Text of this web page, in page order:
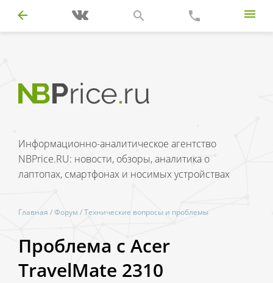
Информационно-аналитическое агентство
NBPrice.RU: новости, обзоры, аналитика о
лаптопах, смартфонах и носимых устройствах
Главная /Форум /Технические вопросы и проблемы
Проблема с Acer
TravelMate 2310